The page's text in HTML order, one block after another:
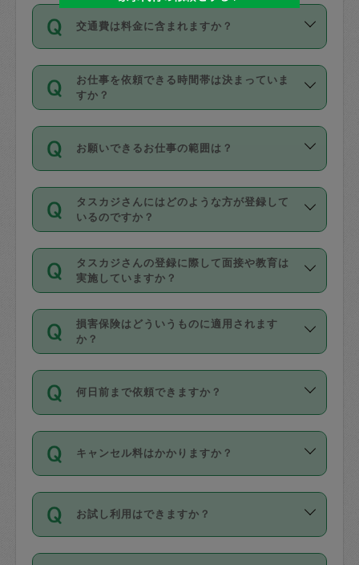
カード情報のご登録は、依頼リクエスト
を行う際にご入力ください。プロフィー
ル登録時にはご入力いただかなくても大
丈夫です。
デビットカード・プリペイドカード（Vプ
リカ、au WALLETなど）は支払にはご利
銀行振込や現金払いも対応していませ
なお、タスカジさんの交通費も、依頼料
金のご請求と合わせてお支払いとなりま
動計算で表示されます。
依頼には「スポット」と「定期（毎週｜
隔週）」があり、「定期」の依頼は「ス
ポット」よりお得な料金でご利用できま
す。
定期の最低利用回数は設けていない代わ
りに、一定数を超えたキャンセルは有償
（例：毎週定期の場合は３回以上のキャ
ンセルが有償（1200円、隔週定期の場合
は２回以上のキャンセルが有償（1200
交通費は料金に含まれますか？
交通費は依頼料金とは別途発生し、依頼
料金のご請求と合わせてお支払いとなり
ます。交通費の金額は「依頼の詳細」に
お仕事を依頼できる時間帯は決まっていま
すか？
時間帯は3種類あります。いずれも１回あ
たり３時間です。
・ＡＭ ９時～１２時
・ＰＭ １３時～１６時
・夜 １８時～２１時
開始時間を２時間前後変更することが可
能です。依頼送信後、個別にタスカジさ
んにメッセージを送り調整してくださ
い。ただし、２時間を越えての調整はで
時間も被らない場合、損害保険の対象外
お願いできるお仕事の範囲は？
掃除、整理収納、洗濯、買い物、料理、
作り置きです。タスカジさんによってで
きる仕事の範囲が異なりますので、依頼
する前にタスカジさんのプロフィールで
確認してください。
基本的に、高所での作業や危険作業、屋
外での作業は対象外です。
タスカジさんにはどのような方が登録して
いるのですか？
主婦として長年の家事経験をお持ちの
方、栄養士・調理師といった資格者で保
育園や学校の給食やレストランで料理関
係の専門職に従事されていた方、日本で
すでにハウスキーパーや英語の先生とし
てお仕事をしているフィリピン出身の
社員など様々なバックグラウンドの方が
登録しています。
日本語も話せる方など様々です。
ールに記載していますので、各自の得意
タスカジさんの登録に際して面接や教育は
実施していますか？
応募の際に、各自事務局との面接と説明
を行っています。その後、身分証明書の
写真提出をしていただいています。外国
確認しています。タスカジさんトレーニ
ング動画を使ったセルフトレーニングの
現場トライアルを受け、合格したタスカ
ジさんが活動されています。
※テストセンターの講評は１件目のレビュ
損害保険はどういうものに適用されます
か？
依頼者とタスカジさんとの間でタスカジ
を通して成立した作業時間内での作業に
適用されます。作業範囲は、掃除、洗
です。作業中に物を壊したり、人にけが
をさせたりした場合が対象で、補償金額
す。
何日前まで依頼できますか？
ご依頼は、現在を起点に3日後（72時間
以降）の日時から受付可能となっていま
す。
タスカジさんへ「募集」をかけることが
可能です。
キャンセル料はかかりますか？
キャンセル料には、以下の2種類がありま
す。
お試し利用はできますか？
「お試し利用」というメニューはありま